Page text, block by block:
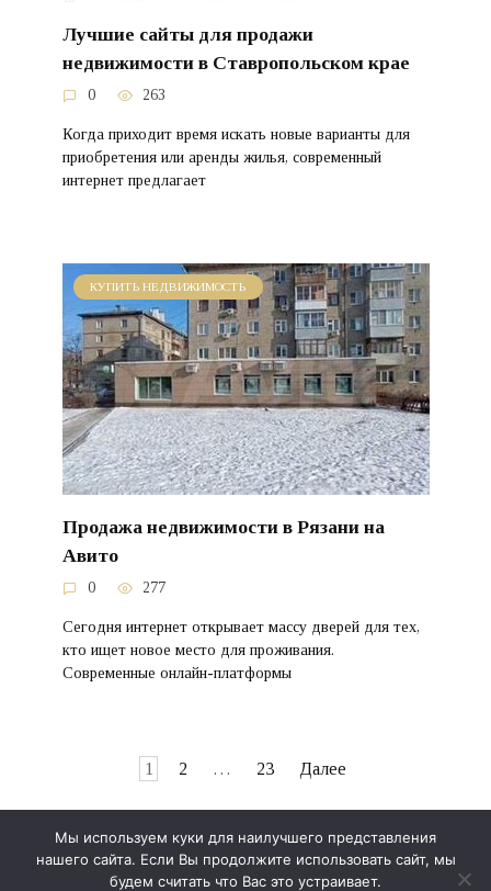
Лучшие сайты для продажи
недвижимости в Ставропольском крае
0 263
Когда приходит время искать новые варианты для
приобретения или аренды жилья, современный
интернет предлагает
КУПИТЬ НЕДВИЖИМОСТЬ
Продажа недвижимости в Рязани на
Авито
0 277
Сегодня интернет открывает массу дверей для тех,
кто ищет новое место для проживания.
Современные онлайн-платформы
1 2 … 23 Далее
© 2026 Лео Дом
Мы используем куки для наилучшего представления
нашего сайта. Если Вы продолжите использовать сайт, мы
будем считать что Вас это устраивает.